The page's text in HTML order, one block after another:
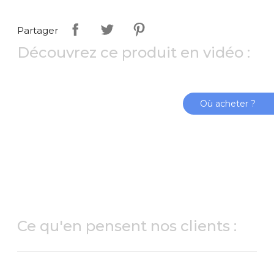
Partager
Découvrez ce produit en vidéo :
Ce qu'en pensent nos clients :
Où acheter ?